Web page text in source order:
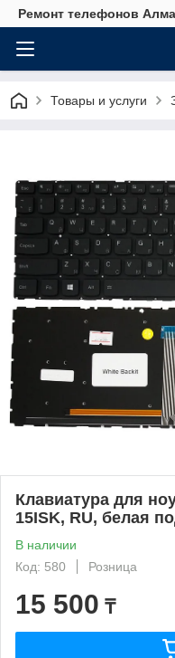
Ремонт телефонов
Товары и услуги
Клавиатура для
15ISK, RU, белая
В наличии
Код: 580
Розница
15 500 ₸